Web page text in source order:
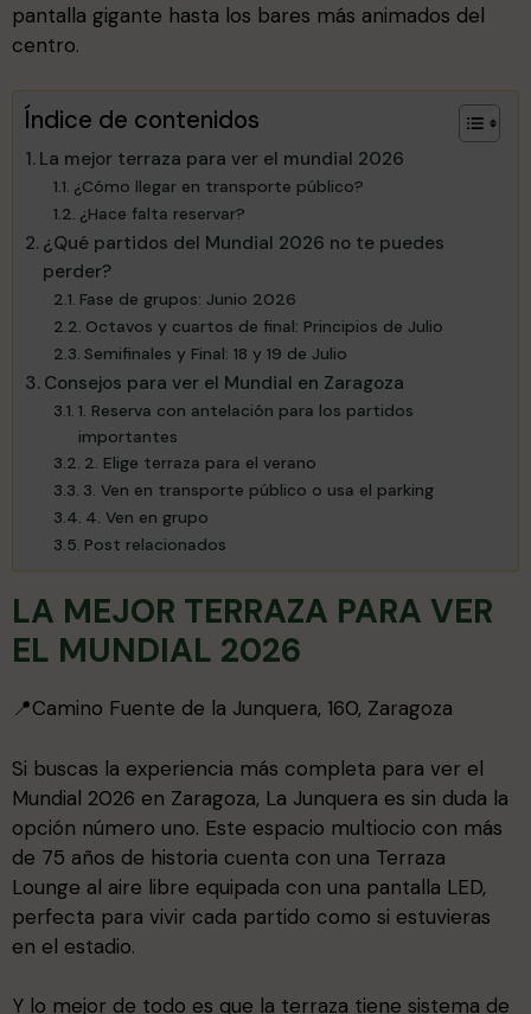
pantalla gigante hasta los bares más animados del
centro.
Índice de contenidos
La mejor terraza para ver el mundial 2026
¿Cómo llegar en transporte público?
¿Hace falta reservar?
¿Qué partidos del Mundial 2026 no te puedes
perder?
Fase de grupos: Junio 2026
Octavos y cuartos de final: Principios de Julio
Semifinales y Final: 18 y 19 de Julio
Consejos para ver el Mundial en Zaragoza
1. Reserva con antelación para los partidos
importantes
2. Elige terraza para el verano
3. Ven en transporte público o usa el parking
4. Ven en grupo
Post relacionados
LA MEJOR TERRAZA PARA VER
EL MUNDIAL 2026
📍Camino Fuente de la Junquera, 160, Zaragoza
Si buscas la experiencia más completa para ver el
Mundial 2026 en Zaragoza, La Junquera es sin duda la
opción número uno. Este espacio multiocio con más
de 75 años de historia cuenta con una Terraza
Lounge al aire libre equipada con una pantalla LED,
perfecta para vivir cada partido como si estuvieras
en el estadio.
Y lo mejor de todo es que la terraza tiene sistema de